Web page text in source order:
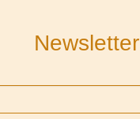
Newsletter